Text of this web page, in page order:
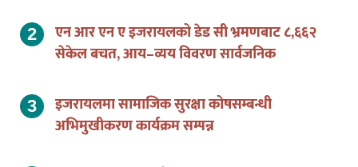
सेकेल बचत, आय–व्यय विवरण सार्वजनिक
अभिमुखीकरण कार्यक्रम सम्पन्न